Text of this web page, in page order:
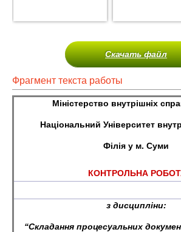
Скачать файл
Фрагмент текста работы
Міністерство внутрішніх
Національний Університет
Філія у м. Суми
КОНТРОЛЬНА
з дисципліни:
“Складання процесуальних